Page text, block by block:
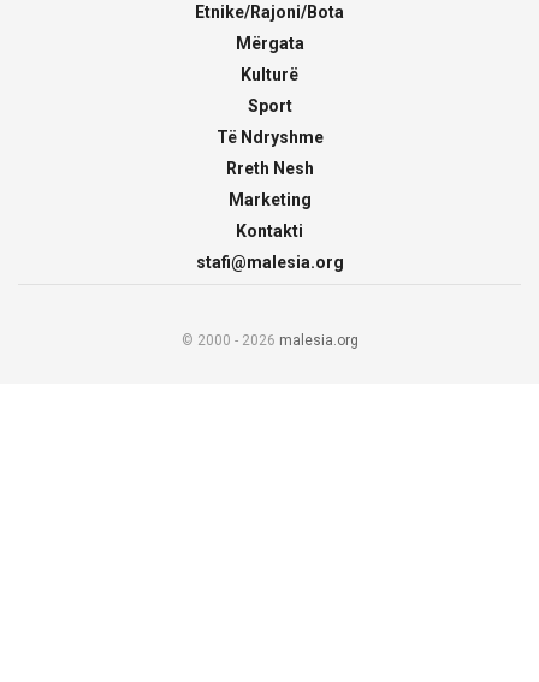
Etnike/Rajoni/Bota
Mërgata
Kulturë
Sport
Të Ndryshme
Rreth Nesh
Marketing
Kontakti
stafi@malesia.org
© 2000 - 2026 malesia.org